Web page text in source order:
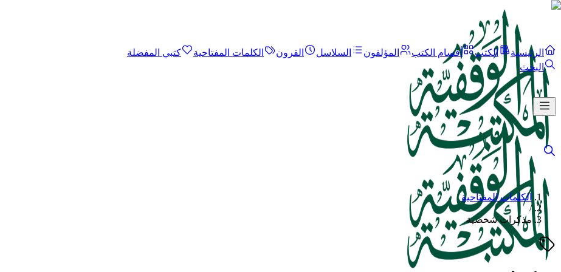
الرئيسية الكتب أقسام الكتب المؤلفون السلاسل القرون الكلمات المفتاحية
كتبي المفضلة
البحث
الكلمات المفتاحية
/
مذكرات شخصية